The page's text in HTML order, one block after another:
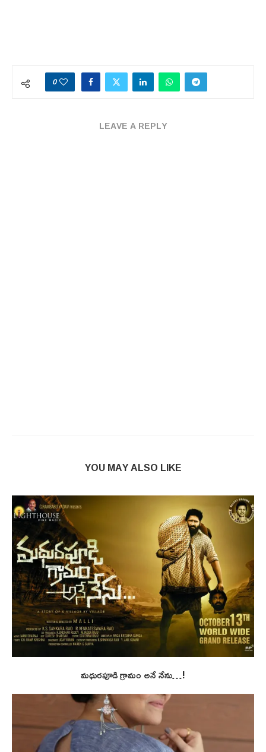
0
LEAVE A REPLY
YOU MAY ALSO LIKE
మధురపూడి గ్రామం అనే నేను…!